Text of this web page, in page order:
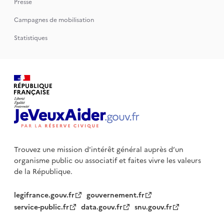
Presse
Campagnes de mobilisation
Statistiques
Trouvez une mission d'intérêt général auprès d’un
organisme publicou associatif et faites vivre les valeurs
de la République.
legifrance.gouv.fr
gouvernement.fr
service-public.fr
data.gouv.fr
snu.gouv.fr